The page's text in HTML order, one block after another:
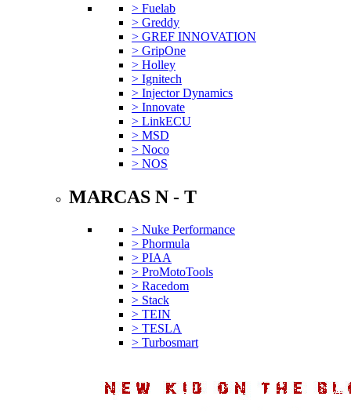
> Fuelab
> Greddy
> GREF INNOVATION
> GripOne
> Holley
> Ignitech
> Injector Dynamics
> Innovate
> LinkECU
> MSD
> Noco
> NOS
MARCAS N - T
> Nuke Performance
> Phormula
> PIAA
> ProMotoTools
> Racedom
> Stack
> TEIN
> TESLA
> Turbosmart